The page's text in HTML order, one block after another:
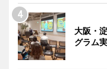
大阪・
グラム